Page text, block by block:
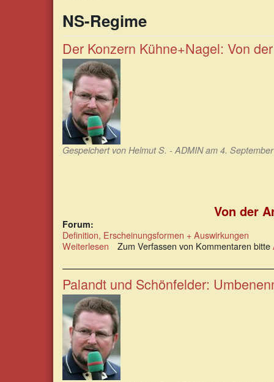
NS-Regime
Der Konzern Kühne+Nagel: Von
Gespeichert von Helmut S. - ADMINam 4.
Von der
Forum:
Definition, Erscheinungsformen + Auswirkungen
Weiterlesen über
Konzern
Kühne+Nagel:
Von
der
Arisierung
zum
weltweit
anerkannten
Logistikunternehmen
Zum Verfassen von Kommentaren bitte
Palandt und Schönfelder: